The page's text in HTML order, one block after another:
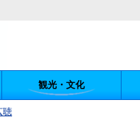
観光・文化
聴